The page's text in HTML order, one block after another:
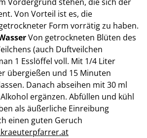
Von Vorteil ist es, die
Form vorrätig zu haben.
Von getrockneten Blüten des
(auch Duftveilchen
1 Esslöffel voll. Mit 1/4 Liter
übergießen und 15 Minuten
Danach abseihen mit 30 ml
ergänzen. Abfüllen und kühl
als äußerliche Einreibung
einen guten Geruch